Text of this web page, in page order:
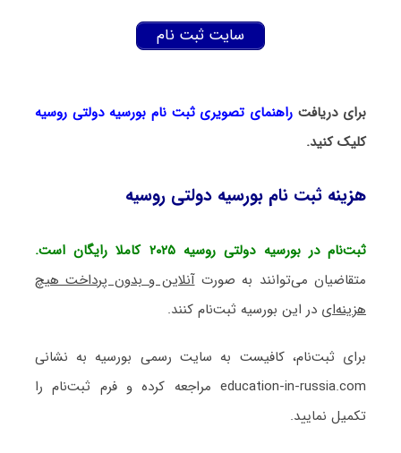
سایت ثبت نام
برای دریافت راهنمای تصویری ثبت نام بورسیه دولتی روسیه
کلیک کنید.
هزینه ثبت نام بورسیه دولتی روسیه
ثبت‌نام در بورسیه دولتی روسیه ۲۰۲۵ کاملا رایگان است.
متقاضیان می‌توانند به صورتآنلاین و بدون پرداخت هیچ
هزینه‌ای در این بورسیه ثبت‌نام کنند.
برای ثبت‌نام، کافیست به سایت رسمی بورسیه به نشانی
education-in-russia.com مراجعه کرده و فرم ثبت‌نام را
تکمیل نمایید.